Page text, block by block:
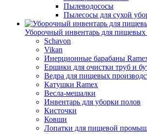
Пылеводососы
Пылесосы для сухой
Уборочный инвентарь для пищевых
Schavon
Vikan
Инерционные барабаны
Ершики для очистки труб и
Ведра для пищевых
Катушки Ramex
Весла-мешалки
Инвентарь для уборки полов
Кисточки
Ковши
Лопатки для пищевой